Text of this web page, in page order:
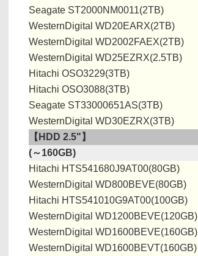
Seagate ST2000NM0011(2TB)
WesternDigital WD20EARX(2TB)
WesternDigital WD2002FAEX(2TB)
WesternDigital WD25EZRX(2.5TB)
Hitachi OSO3229(3TB)
Hitachi OSO3088(3TB)
Seagate ST33000651AS(3TB)
WesternDigital WD30EZRX(3TB)
【HDD 2.5"】
(～160GB)
Hitachi HTS541680J9AT00(80GB)
WesternDigital WD800BEVE(80GB)
Hitachi HTS541010G9AT00(100GB)
WesternDigital WD1200BEVE(120GB)
WesternDigital WD1600BEVE(160GB)
WesternDigital WD1600BEVT(160GB)